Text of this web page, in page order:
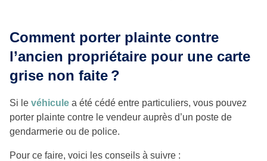
Comment porter plainte contre
l’ancien propriétaire pour une carte
grise non faite ?
Si le véhicule a été cédé entre particuliers, vous pouvez
porter plainte contre le vendeur auprès d’un poste de
gendarmerie ou de police.
Pour ce faire, voici les conseils à suivre :